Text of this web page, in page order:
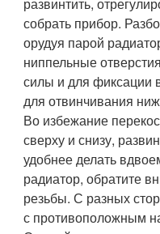
собрать прибор.
орудуя парой
ниппельные
силы и для фиксации
для отвинчивания
Во избежание
сверху и снизу,
удобнее делать
радиатор, обратите
резьбы. С разных
с противоположным